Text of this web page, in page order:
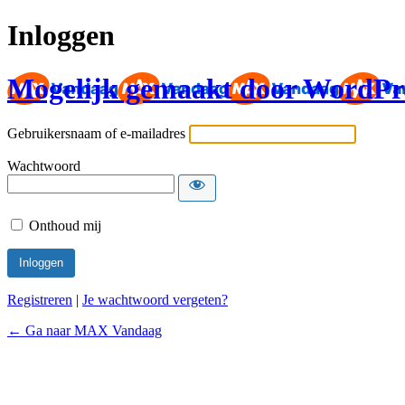
Inloggen
Mogelijk gemaakt door
Gebruikersnaam of e-mailadres
Wachtwoord
Onthoud mij
Registreren | Je wachtwoord vergeten?
← Ga naar MAX Vandaag